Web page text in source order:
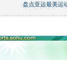
盘点亚运最美运